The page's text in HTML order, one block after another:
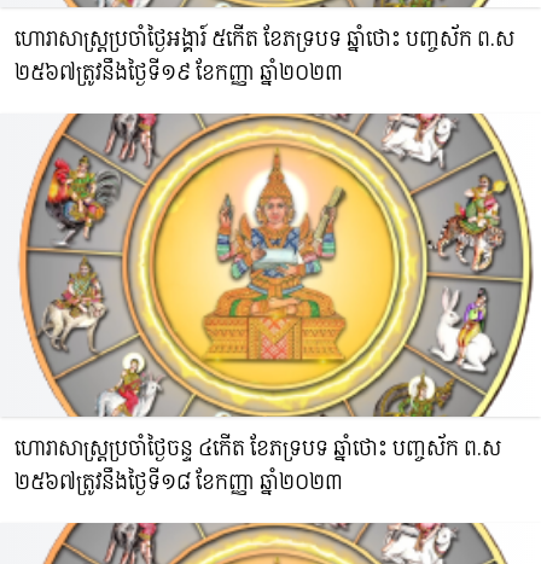
ហោរាសាស្រ្តប្រចាំថ្ងៃអង្គារ៍ ៥កើត ខែភទ្របទ ឆ្នាំថោះ​ បញ្ចស័ក ព.ស​
២៥៦៧ត្រូវនឹងថ្ងៃទី១៩ ខែកញ្ញា ឆ្នាំ២០២៣
ហោរាសាស្រ្តប្រចាំថ្ងៃចន្ទ ៤កើត ខែភទ្របទ ឆ្នាំថោះ​ បញ្ចស័ក ព.ស​
២៥៦៧ត្រូវនឹងថ្ងៃទី១៨ ខែកញ្ញា ឆ្នាំ២០២៣